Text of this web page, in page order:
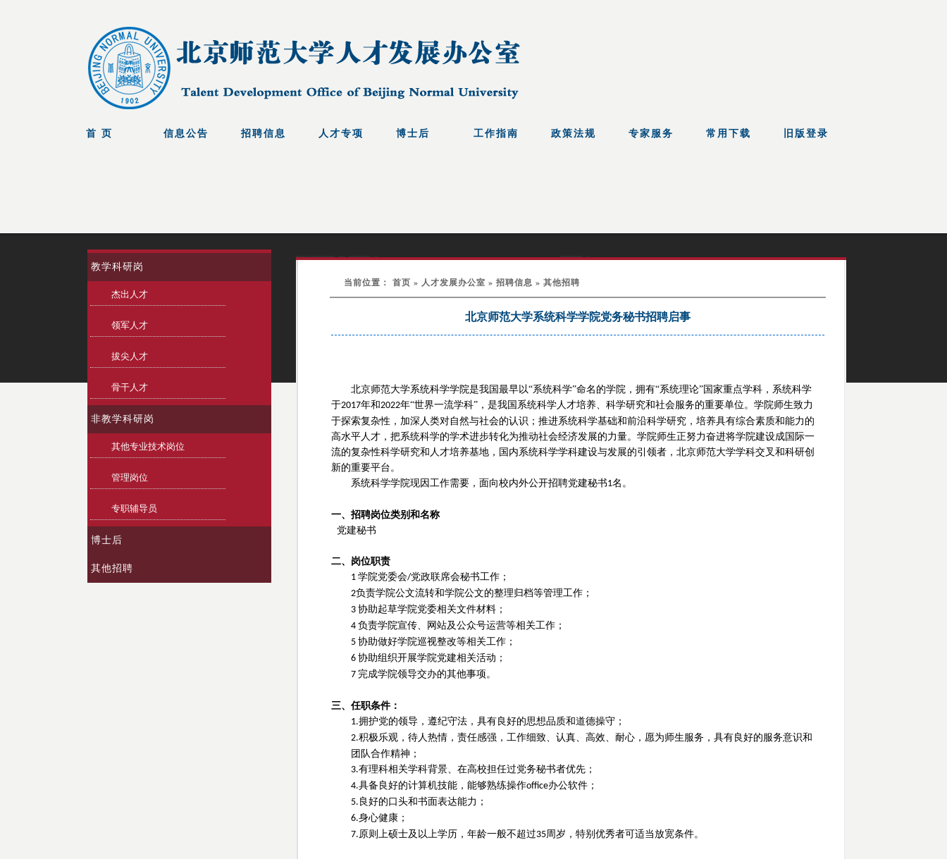
教学科研岗
杰出人才
领军人才
拔尖人才
骨干人才
非教学科研岗
其他专业技术岗位
管理岗位
专职辅导员
博士后
其他招聘
当前位置： 首页 » 人才发展办公室 » 招聘信息 » 其他招聘
北京师范大学系统科学学院党务秘书招聘启事
北京师范大学系统科学学院是我国最早以“系统科学”命名的学院，拥有“系统理论”国家重点学科，系统科学
于2017年和2022年“世界一流学科”，是我国系统科学人才培养、科学研究和社会服务的重要单位。学院师生致力
于探索复杂性，加深人类对自然与社会的认识 ； 推进系统科学基础和前沿科学研究，培养具有综合素质和能力的
高水平人才，把系统科学的学术进步转化为推动社会经济发展的力量。 学院师生正努力奋进将学院建设成国际一
流的复杂性科学研究和人才培养基地，国内系统科学学科建设与发展的引领者，北京师范大学学科交叉和科研创
新的重要平台。
系统科学学院现因工作需要，面向校内外公开招聘党建秘书1名。
一、 招聘岗位类别和名称
党建秘书
二、岗位职责
1 学院党委会/党政联席会秘书工作；
2负责学院公文流转和学院公文的整理归档等管理工作；
3 协助起草学院党委相关文件材料；
4 负责学院宣传、网站及公众号运营等相关工作；
5 协助做好学院巡视整改等相关工作；
6 协助组织开展学院党建相关活动；
7 完成学院领导交办的其他事项。
三、任职条件：
1.拥护党的领导，遵纪守法，具有良好的思想品质和道德操守；
2.积极乐观，待人热情，责任感强，工作细致、认真、高效、耐心，愿为师生服务，具有良好的服务意识和
团队合作精神；
3.有理科相关学科背景、在高校担任过党务秘书者优先；
4.具备良好的计算机技能，能够熟练操作office办公软件；
5. 良好的口头和书面表达能力；
6.身心健康；
7.原则上硕士及以上学历，年龄一般不超过35周岁，特别优秀者可适当放宽条件。